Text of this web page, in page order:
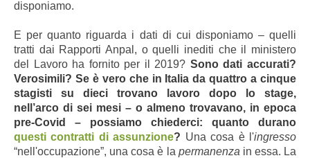
disponiamo.
E per quanto riguarda i dati di cui disponiamo – quelli
tratti dai Rapporti Anpal, o quelli inediti che il ministero
del Lavoro ha fornito per il 2019? Sono dati accurati?
Verosimili? Se è vero che in Italia da quattro a cinque
stagisti su dieci trovano lavoro dopo lo stage,
nell’arco di sei mesi – o almeno trovavano, in epoca
pre-Covid – possiamo chiederci: quanto durano
questi contratti di assunzione? Una cosa è l'ingresso
“nell'occupazione”, una cosa è la permanenza in essa. La